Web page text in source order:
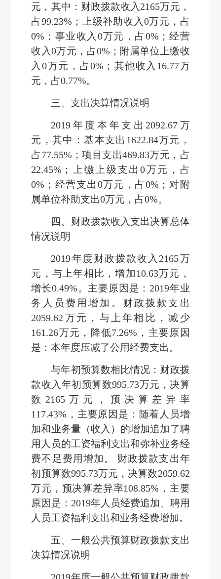
元，其中：财政拨款收入 2165万元，
占99.23% ；上级补助收入 0万元，占
0% ；事业收入 0万元，占0% ；经营
收入0万元，占0% ；附属单位上缴收
入0万元，占0% ；其他收入 16.77万
元，占0.77%。
三、支出决算情况说明
2019 年度本年支出 2092.67 万
元，其中：基本支出 1622.84万元，
占77.55% ；项目支出469.83万元，占
22.45% ；上缴上级支出 0万元，占
0% ；经营支出 0万元，占0% ；对附
属单位补助支出0万元，占0%。
四、财政拨款收入支出决算总体
情况说明
2019年度财政拨款收入 2165万
元，与上年相比，增加10.63万元，
增长0.49%。主要原因是： 2019年业
务人员费用增加。财政拨款支出
2059.62 万元，与上年相比，减少
161.26万元，降低7.26% ，主要原因
是：本年度压减了公用经费支出。
与年初预算数相比情况：财政拨
款收入年初预算数995.73万元，决算
数 2165万元，预决算差异率
117.43% ，主要原因是：随着人员增
加和业务量（收入）的增加追加了聘
用人员的工资福利支出和弥补业务经
费不足费用增加。 财政拨款支出年
初预算数995.73万元，决算数2059.62
万元，预决算差异率108.85% ，主要
原因是： 2019年人员经费追加、聘用
人员工资福利支出和业务经费增加。
五、一般公共预算财政拨款支出
决算情况说明